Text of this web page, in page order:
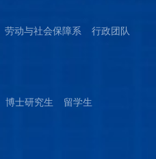
劳动与社会保障系
行政团队
博士研究生
留学生